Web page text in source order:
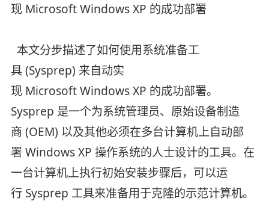
现 Microsoft Windows XP 的成功部署
本文分步描述了如何使用系统准备工
具 (Sysprep) 来自动实
现 Microsoft Windows XP 的成功部署。
Sysprep 是一个为系统管理员、原始设备制造
商 (OEM) 以及其他必须在多台计算机上自动部
署 Windows XP 操作系统的人士设计的工具。在
一台计算机上执行初始安装步骤后，可以运
行 Sysprep 工具来准备用于克隆的示范计算机。